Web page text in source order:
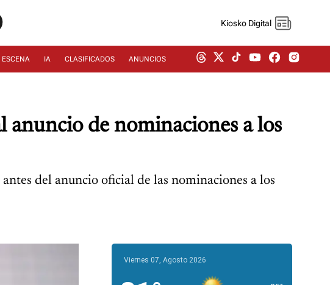
Kiosko Digital
ESCENA IA CLASIFICADOS ANUNCIOS
de nominaciones a los
del anuncio oficial de las nominaciones a los
Viernes 07, Agosto 2026